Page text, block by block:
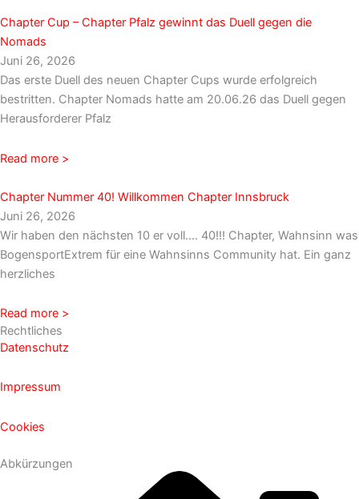
Chapter Cup – Chapter Pfalz gewinnt das Duell gegen die
Nomads
Juni 26, 2026
Das erste Duell des neuen Chapter Cups wurde erfolgreich
bestritten. Chapter Nomads hatte am 20.06.26 das Duell gegen
Herausforderer Pfalz
Read more >
Chapter Nummer 40! Willkommen Chapter Innsbruck
Juni 26, 2026
Wir haben den nächsten 10 er voll…. 40!!! Chapter, Wahnsinn was
BogensportExtrem für eine Wahnsinns Community hat. Ein ganz
herzliches
Read more >
Rechtliches
Datenschutz
Impressum
Cookies
Abkürzungen